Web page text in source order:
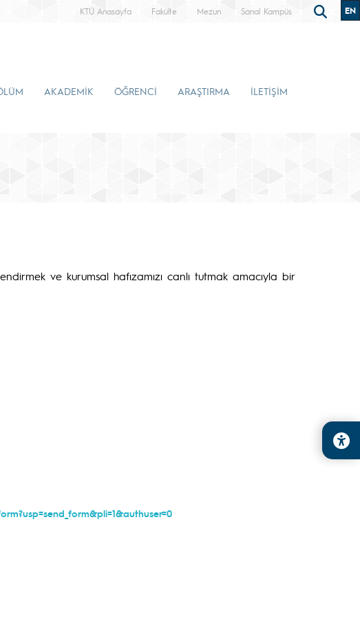
KTÜ Anasayfa Fakülte Mezun Sanal Kampüs EN
AKADEMİK ÖĞRENCİ ARAŞTIRMA İLETİŞİM
ve kurumsal hafızamızı canlı tutmak amacıyla bir